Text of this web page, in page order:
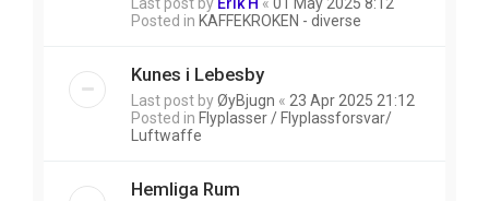
Posted in KAFFEKROKEN - diverse
Kunes i Lebesby
Last post byØyBjugn « 23 Apr 2025 21:12
Posted in Flyplasser / Flyplassforsvar/
Luftwaffe
Hemliga Rum